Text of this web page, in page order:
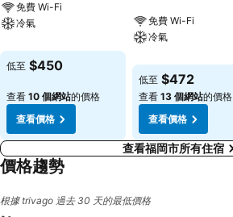
免費 Wi-Fi
冷氣
低至 $450
查看 10 個網站的價格
查看價格
免費 Wi-Fi
冷氣
低至 $472
查看 13 個網站的價格
查看價格
查看福岡市所有住宿
價格趨勢
根據 trivago 過去 30 天的最低價格